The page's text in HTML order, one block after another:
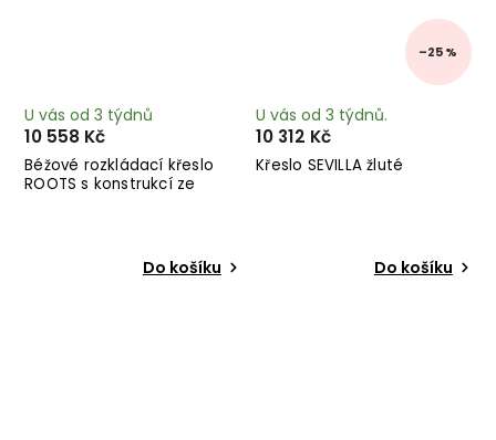
Béžové rozkládací křeslo
ROOTS s konstrukcí ze
U vás od 3 týdnů
10 558 Kč
Do košíku
–25 %
Křeslo SEVILLA žluté
U vás od 3 týdnů.
10 312 Kč
Do košíku